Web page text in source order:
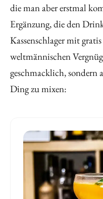
die man aber erstmal
Ergänzung, die den
Kassenschlager mit
weltmännischen
geschmacklich, sondern
Ding zu mixen: